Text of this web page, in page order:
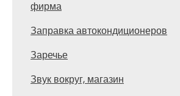
фирма
Заправка автокондиционеров
Заречье
Звук вокруг, магазин